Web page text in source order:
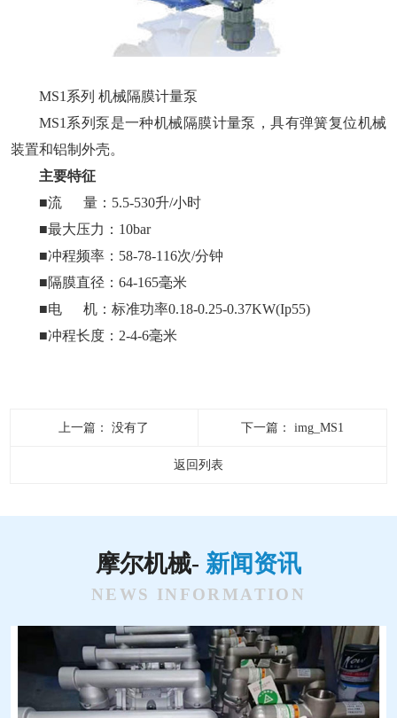
MS1系列 机械隔膜计量泵
MS1系列泵是一种机械隔膜计量泵，具有弹簧复位机械
装置和铝制外壳。
主要特征
■流 量：5.5-530升/小时
■最大压力：10bar
■冲程频率：58-78-116次/分钟
■隔膜直径：64-165毫米
■电 机：标准功率0.18-0.25-0.37KW(Ip55)
■冲程长度：2-4-6毫米
上一篇：没有了 下一篇：img_MS1
返回列表
摩尔机械- 新闻资讯
NEWS INFORMATION